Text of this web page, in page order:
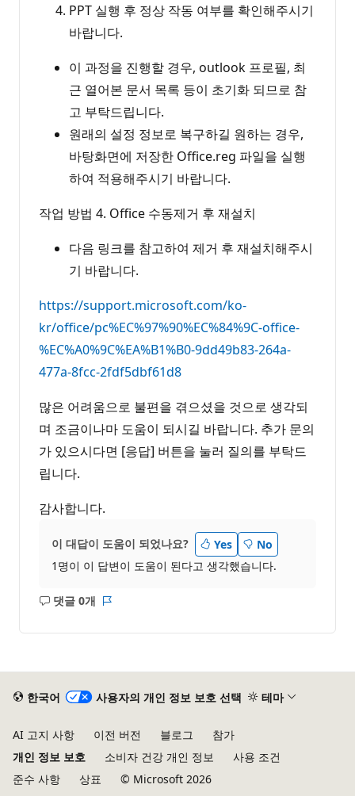
PPT 실행 후 정상 작동 여부를 확인해주시기
바랍니다.
이 과정을 진행할 경우, outlook 프로필, 최
근 열어본 문서 목록 등이 초기화 되므로 참
고 부탁드립니다.
원래의 설정 정보로 복구하길 원하는 경우,
바탕화면에 저장한 Office.reg 파일을 실행
하여 적용해주시기 바랍니다.
작업 방법 4. Office 수동제거 후 재설치
다음 링크를 참고하여 제거 후 재설치해주시
기 바랍니다.
https://support.microsoft.com/ko-
kr/office/pc%EC%97%90%EC%84%9C-office-
%EC%A0%9C%EA%B1%B0-9dd49b83-264a-
477a-8fcc-2fdf5dbf61d8
많은 어려움으로 불편을 겪으셨을 것으로 생각되
며 조금이나마 도움이 되시길 바랍니다. 추가 문의
가 있으시다면 [응답] 버튼을 눌러 질의를 부탁드
립니다.
감사합니다.
이 대답이 도움이 되었나요? Yes
No
1명이 이 답변이 도움이 된다고 생각했습니다.
댓글 0개
설
한국어 사용자의 개인 정보 보호 선택 테마
AI 고지 사항 이전 버전 블로그
참가
개인 정보 보호
소비자 건강 개인 정보
사용 조건
준수 사항
상표 © Microsoft 2026